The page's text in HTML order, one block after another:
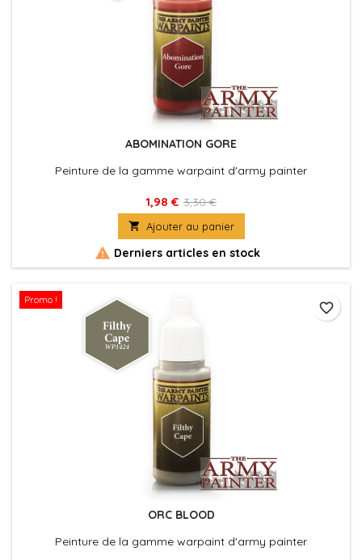
ABOMINATION GORE
Peinture de la gamme warpaint d'army painter
1,98 € 3,30 €
 Ajouter au panier
 Derniers articles en stock
Promo !
ORC BLOOD
Peinture de la gamme warpaint d'army painter
favorite_border